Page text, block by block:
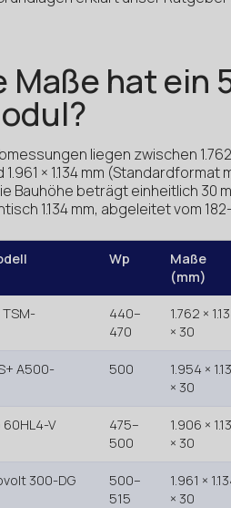
Maße hat ein
liegen zwischen
1.961 × 1.134 mm
Bauhöhe beträgt einheitlich 30
1.134 mm, abgeleitet vom
Wp
Maße
(mm)
440–
470
1.762 ×
× 30
A500-
500
1.954 ×
× 30
60HL4-V
475–
500
1.906 ×
× 30
300-DG
500–
515
1.961 ×
× 30